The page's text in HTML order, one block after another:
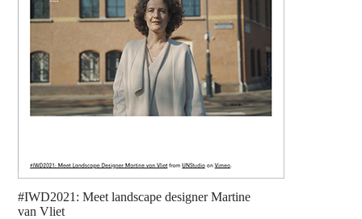
#IWD2021: Meet landscape designer Martine
van Vliet